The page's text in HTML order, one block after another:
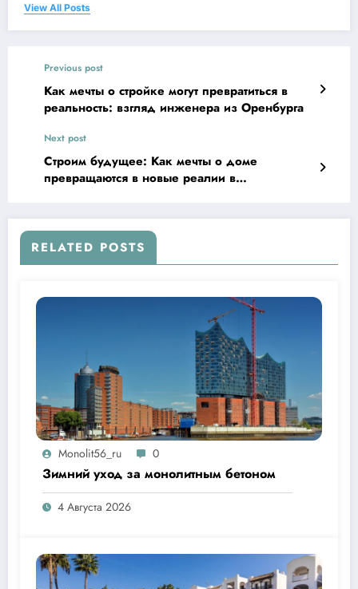
View All Posts
Previous post
Как мечты о стройке могут превратиться в
реальность: взгляд инженера из Оренбурга
Next post
Строим будущее: Как мечты о доме
превращаются в новые реалии в
RELATED POSTS
Monolit56_ru 0
Зимний уход за монолитным бетоном
4 Августа 2026